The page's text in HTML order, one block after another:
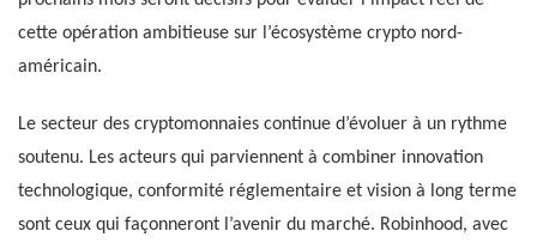
cette opération ambitieuse sur l’écosystème crypto nord-
américain.
Le secteur des cryptomonnaies continue d’évoluer à un rythme
soutenu. Les acteurs qui parviennent à combiner innovation
technologique, conformité réglementaire et vision à long terme
sont ceux qui façonneront l’avenir du marché. Robinhood, avec